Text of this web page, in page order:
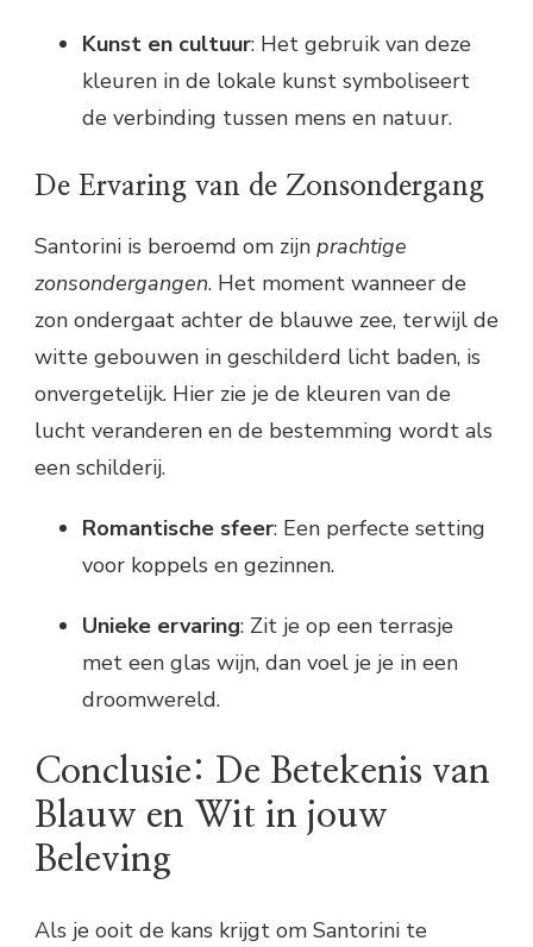
Kunst en cultuur: Het gebruik van deze
kleuren in de lokale kunst symboliseert
de verbinding tussen mens en natuur.
De Ervaring van de Zonsondergang
Santorini is beroemd om zijn prachtige
zonsondergangen. Het moment wanneer de
zon ondergaat achter de blauwe zee, terwijl de
witte gebouwen in geschilderd licht baden, is
onvergetelijk. Hier zie je de kleuren van de
lucht veranderen en de bestemming wordt als
een schilderij.
Romantische sfeer: Een perfecte setting
voor koppels en gezinnen.
Unieke ervaring: Zit je op een terrasje
met een glas wijn, dan voel je je in een
droomwereld.
Conclusie: De Betekenis van
Blauw en Wit in jouw
Beleving
Als je ooit de kans krijgt om Santorini te